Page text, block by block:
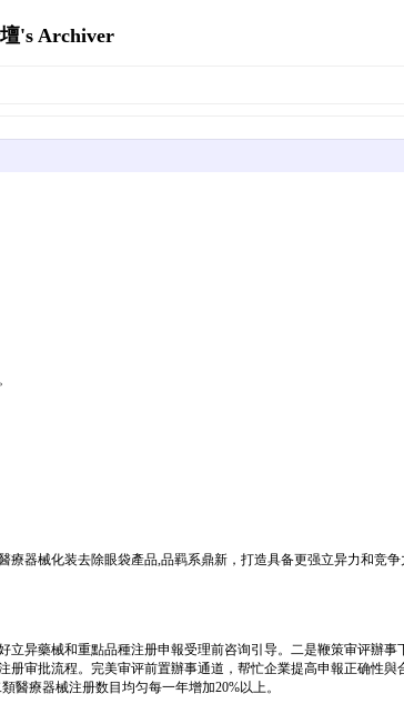
's Archiver
器械化装去除眼袋產品,品羁系鼎新，打造具备更强立异力和竞
异藥械和重點品種注册申報受理前咨询引导。二是鞭策审评辦
审批流程。完美审评前置辦事通道，帮忙企業提高申報正确性
醫療器械注册数目均匀每一年增加20%以上。